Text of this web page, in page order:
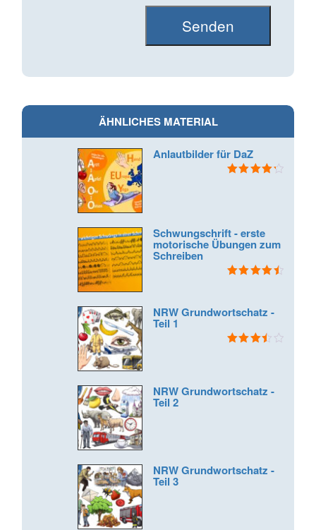
ÄHNLICHES MATERIAL
Anlautbilder für DaZ
Schwungschrift - erste
motorische Übungen zum
Schreiben
NRW Grundwortschatz -
Teil 1
NRW Grundwortschatz -
Teil 2
NRW Grundwortschatz -
Teil 3